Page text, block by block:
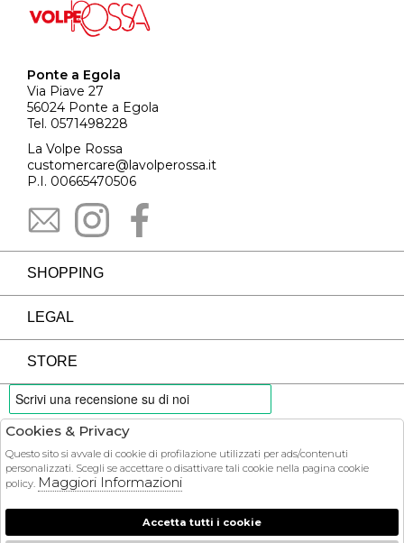
Ponte a Egola
Via Piave 27
56024 Ponte a Egola
Tel. 0571498228
La Volpe Rossa
customercare@lavolperossa.it
P.I. 00665470506
SHOPPING
LEGAL
STORE
PAYMENTS
COURIER
Cookies & Privacy
Questo sito si avvale di cookie di profilazione utilizzati per ads/contenuti
personalizzati. Scegli se accettare o disattivare tali cookie nella pagina cookie
policy. Maggiori Informazioni
Accetta tutti i cookie